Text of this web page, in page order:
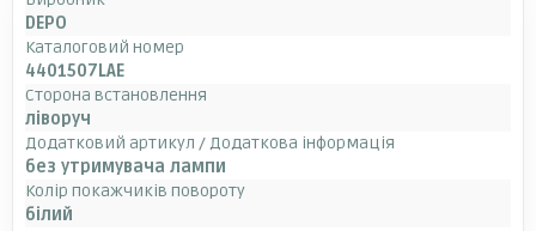
DEPO
Каталоговий номер
4401507LAE
Сторона встановлення
ліворуч
Додатковий артикул / Додаткова інформація
без утримувача лампи
Колір покажчиків повороту
білий